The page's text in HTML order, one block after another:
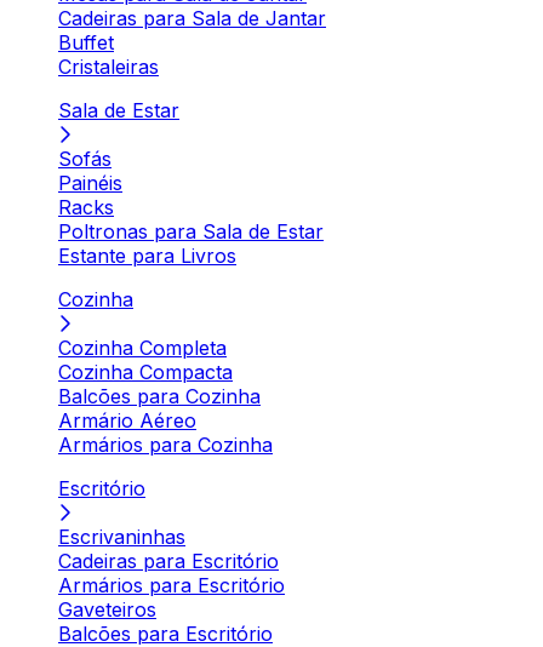
Cadeiras para Sala de Jantar
Buffet
Cristaleiras
Sala de Estar
Sofás
Painéis
Racks
Poltronas para Sala de Estar
Estante para Livros
Cozinha
Cozinha Completa
Cozinha Compacta
Balcões para Cozinha
Armário Aéreo
Armários para Cozinha
Escritório
Escrivaninhas
Cadeiras para Escritório
Armários para Escritório
Gaveteiros
Balcões para Escritório